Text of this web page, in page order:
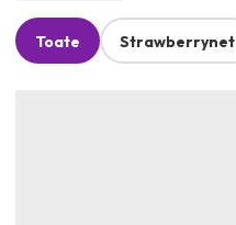
Toate Strawberrynet